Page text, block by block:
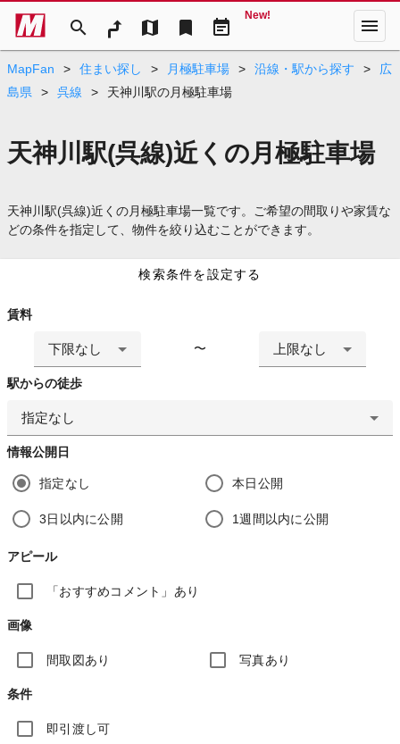
search map bookmark event_note
New! menu
MapFan > 住まい探し > 月極駐車場 > 沿線・駅から探す >
広
島県
> 呉線 > 天神川駅の月極駐車場
天神川駅(呉線)近くの月極駐車場
天神川駅(呉線)近くの月極駐車場一覧です。ご希望の間取りや家賃な
どの条件を指定して、物件を絞り込むことができます。
検索条件を設定する
賃料
下限なし 〜 上限なし
駅からの徒歩
指定なし
情報公開日
指定なし 本日公開
3日以内に公開 1週間以内に公開
アピール
「おすすめコメント」あり
画像
間取図あり 写真あり
条件
即引渡し可